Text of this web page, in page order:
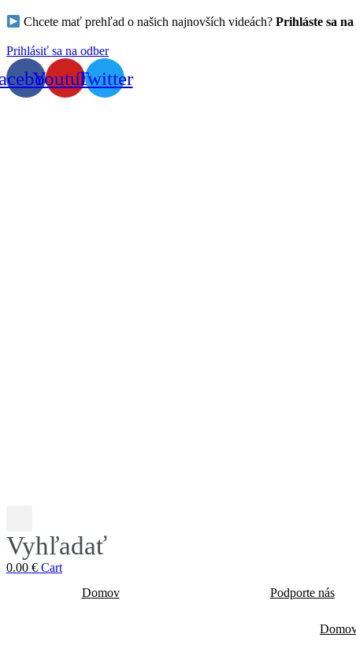
Chcete mať prehľad o našich najnovších videách? Prihláste sa
Prihlásiť sa na odber
YoutubeTwitter
Vyhľadať
0.00 € Cart
Domov
Podporte nás